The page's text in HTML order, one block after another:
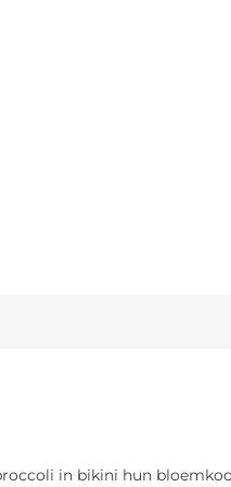
in bikini hun